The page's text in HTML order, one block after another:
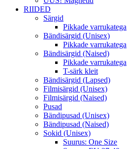
RIIDED
Särgid
Pikkade varrukatega
Bändisärgid (Unisex)
Pikkade varrukatega
Bändisärgid (Naised)
Pikkade varrukatega
T-särk kleit
Bändisärgid (Lapsed)
Filmisärgid (Unisex)
Filmisärgid (Naised)
Pusad
Bändipusad (Unisex)
Bändipusad (Naised)
Sokid (Unisex)
Suurus: One Size